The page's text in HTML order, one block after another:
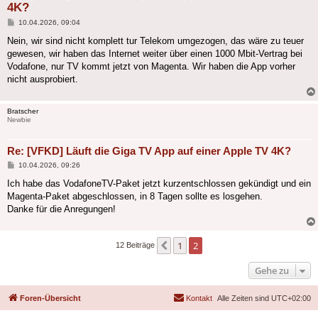
4K?
Beitrag
10.04.2026, 09:04
Nein, wir sind nicht komplett tur Telekom umgezogen, das wäre zu teuer
gewesen, wir haben das Internet weiter über einen 1000 Mbit-Vertrag bei
Vodafone, nur TV kommt jetzt von Magenta. Wir haben die App vorher
nicht ausprobiert.
Bratscher
Newbie
Re: [VFKD] Läuft die Giga TV App auf einer Apple TV 4K?
Beitrag
10.04.2026, 09:26
Ich habe das VodafoneTV-Paket jetzt kurzentschlossen gekündigt und ein
Magenta-Paket abgeschlossen, in 8 Tagen sollte es losgehen.
Danke für die Anregungen!
12 Beiträge Vorherige
1
2
Gehe zu
Foren-Übersicht Alle Zeiten sind UTC+02:00
Kontakt